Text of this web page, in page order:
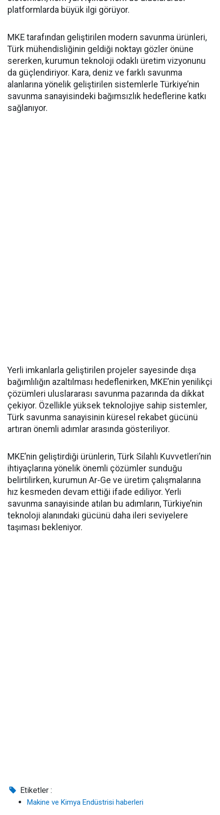
platformlarda büyük ilgi görüyor.
MKE tarafından geliştirilen modern savunma ürünleri,
Türk mühendisliğinin geldiği noktayı gözler önüne
sererken, kurumun teknoloji odaklı üretim vizyonunu
da güçlendiriyor. Kara, deniz ve farklı savunma
alanlarına yönelik geliştirilen sistemlerle Türkiye’nin
savunma sanayisindeki bağımsızlık hedeflerine katkı
sağlanıyor.
Yerli imkanlarla geliştirilen projeler sayesinde dışa
bağımlılığın azaltılması hedeflenirken, MKE’nin yenilikçi
çözümleri uluslararası savunma pazarında da dikkat
çekiyor. Özellikle yüksek teknolojiye sahip sistemler,
Türk savunma sanayisinin küresel rekabet gücünü
artıran önemli adımlar arasında gösteriliyor.
MKE’nin geliştirdiği ürünlerin, Türk Silahlı Kuvvetleri’nin
ihtiyaçlarına yönelik önemli çözümler sunduğu
belirtilirken, kurumun Ar-Ge ve üretim çalışmalarına
hız kesmeden devam ettiği ifade ediliyor. Yerli
savunma sanayisinde atılan bu adımların, Türkiye’nin
teknoloji alanındaki gücünü daha ileri seviyelere
taşıması bekleniyor.
Etiketler :
Makine ve Kimya Endüstrisi haberleri